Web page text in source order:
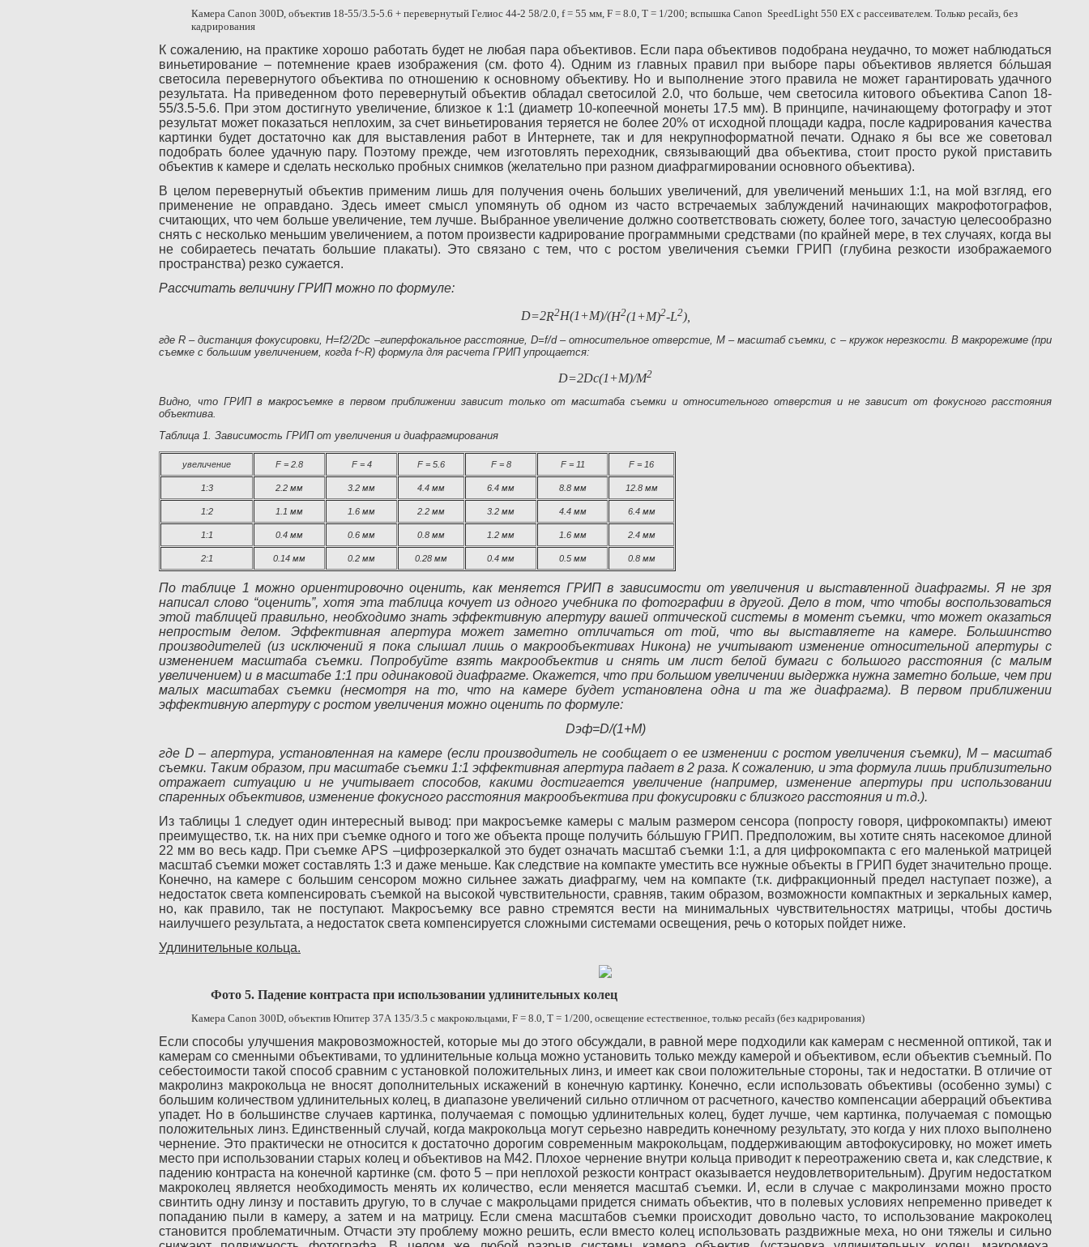
Камера Canon 300D, объектив 18-55/3.5-5.6 + перевернутый Гелиос 44-2 58/2.0, f= 55 мм, F = 8.0, T = 1/200; вспышка Canon SpeedLight 550 EX с рассеивателем. Только ресайз, без
кадрирования
К сожалению, на практике хорошо работать будет не любая пара объективов. Если пара объективов подобрана неудачно, то может наблюдаться
виньетирование – потемнение краев изображения (см. фото 4). Одним из главных правил при выборе пары объективов является бóльшая
светосила перевернутого объектива по отношению к основному объективу. Но и выполнение этого правила не может гарантировать удачного
результата. На приведенном фото перевернутый объектив обладал светосилой 2.0, что больше, чем светосила китового объектива Canon 18-
55/3.5-5.6. При этом достигнуто увеличение, близкое к 1:1 (диаметр 10-копеечной монеты 17.5 мм). В принципе, начинающему фотографу и этот
результат может показаться неплохим, за счет виньетирования теряется не более 20% от исходной площади кадра, после кадрирования качества
картинки будет достаточно как для выставления работ в Интернете, так и для некрупноформатной печати. Однако я бы все же советовал
подобрать более удачную пару. Поэтому прежде, чем изготовлять переходник, связывающий два объектива, стоит просто рукой приставить
объектив к камере и сделать несколько пробных снимков (желательно при разном диафрагмировании основного объектива).
В целом перевернутый объектив применим лишь для получения очень больших увеличений, для увеличений меньших 1:1, на мой взгляд, его
применение не оправдано. Здесь имеет смысл упомянуть об одном из часто встречаемых заблуждений начинающих макрофотографов,
считающих, что чем больше увеличение, тем лучше. Выбранное увеличение должно соответствовать сюжету, более того, зачастую целесообразно
снять с несколько меньшим увеличением, а потом произвести кадрирование программными средствами (по крайней мере, в тех случаях, когда вы
не собираетесь печатать большие плакаты). Это связано с тем, что с ростом увеличения съемки ГРИП (глубина резкости изображаемого
пространства) резко сужается.
Рассчитать величину ГРИП можно по формуле:
D=2R2H(1+M)/(H2(1+M)2-L2),
где R – дистанция фокусировки, H=f2/2Dc –гиперфокальное расстояние, D=f/d – относительное отверстие, М – масштаб съемки, с – кружок нерезкости. В макрорежиме (при
съемке с большим увеличением, когда f~R) формула для расчета ГРИП упрощается:
D=2Dc(1+M)/M2
Видно, что ГРИП в макросъемке в первом приближении зависит только от масштаба съемки и относительного отверстия и не зависит от фокусного расстояния
объектива.
Таблица 1. Зависимость ГРИП от увеличения и диафрагмирования
увеличение F = 2.8 F = 4 F = 5.6 F = 8 F = 11 F = 16
1:3 2.2 мм 3.2 мм 4.4 мм 6.4 мм 8.8 мм 12.8 мм
1:2 1.1 мм 1.6 мм 2.2 мм 3.2 мм 4.4 мм 6.4 мм
1:1 0.4 мм 0.6 мм 0.8 мм 1.2 мм 1.6 мм 2.4 мм
2:1 0.14 мм 0.2 мм 0.28 мм 0.4 мм 0.5 мм 0.8 мм
По таблице 1 можно ориентировочно оценить, как меняется ГРИП в зависимости от увеличения и выставленной диафрагмы. Я не зря
написал слово “оценить”, хотя эта таблица кочует из одного учебника по фотографии в другой. Дело в том, что чтобы воспользоваться
этой таблицей правильно, необходимо знать эффективную апертуру вашей оптической системы в момент съемки, что может оказаться
непростым делом. Эффективная апертура может заметно отличаться от той, что вы выставляете на камере. Большинство
производителей (из исключений я пока слышал лишь о макрообъективах Никона) не учитывают изменение относительной апертуры с
изменением масштаба съемки. Попробуйте взять макрообъектив и снять им лист белой бумаги с большого расстояния (с малым
увеличением) и в масштабе 1:1 при одинаковой диафрагме. Окажется, что при большом увеличении выдержка нужна заметно больше, чем при
малых масштабах съемки (несмотря на то, что на камере будет установлена одна и та же диафрагма). В первом приближении
эффективную апертуру с ростом увеличения можно оценить по формуле:
Dэф=D/(1+M)
где D – апертура, установленная на камере (если производитель не сообщает о ее изменении с ростом увеличения съемки), M – масштаб
съемки. Таким образом, при масштабе съемки 1:1 эффективная апертура падает в 2 раза. К сожалению, и эта формула лишь приблизительно
отражает ситуацию и не учитывает способов, какими достигается увеличение (например, изменение апертуры при использовании
спаренных объективов, изменение фокусного расстояния макрообъектива при фокусировки с близкого расстояния и т.д.).
Из таблицы 1 следует один интересный вывод: при макросъемке камеры с малым размером сенсора (попросту говоря, цифрокомпакты) имеют
преимущество, т.к. на них при съемке одного и того же объекта проще получить бóльшую ГРИП. Предположим, вы хотите снять насекомое длиной
22 мм во весь кадр. При съемке APS –цифрозеркалкой это будет означать масштаб съемки 1:1, а для цифрокомпакта с его маленькой матрицей
масштаб съемки может составлять 1:3 и даже меньше. Как следствие на компакте уместить все нужные объекты в ГРИП будет значительно проще.
Конечно, на камере с большим сенсором можно сильнее зажать диафрагму, чем на компакте (т.к. дифракционный предел наступает позже), а
недостаток света компенсировать съемкой на высокой чувствительности, сравняв, таким образом, возможности компактных и зеркальных камер,
но, как правило, так не поступают. Макросъемку все равно стремятся вести на минимальных чувствительностях матрицы, чтобы достичь
наилучшего результата, а недостаток света компенсируется сложными системами освещения, речь о которых пойдет ниже.
Удлинительные кольца.
Фото 5. Падение контраста при использовании удлинительных колец
Камера Canon 300D , объектив Юпитер 37А 135/3.5 с макрокольцами, F = 8.0, T = 1/200, освещение естественное, только ресайз (без кадрирования)
Если способы улучшения макровозможностей, которые мы до этого обсуждали, в равной мере подходили как камерам с несменной оптикой, так и
камерам со сменными объективами, то удлинительные кольца можно установить только между камерой и объективом, если объектив съемный. По
себестоимости такой способ сравним с установкой положительных линз, и имеет как свои положительные стороны, так и недостатки. В отличие от
макролинз макрокольца не вносят дополнительных искажений в конечную картинку. Конечно, если использовать объективы (особенно зумы) с
большим количеством удлинительных колец, в диапазоне увеличений сильно отличном от расчетного, качество компенсации аберраций объектива
упадет. Но в большинстве случаев картинка, получаемая с помощью удлинительных колец, будет лучше, чем картинка, получаемая с помощью
положительных линз. Единственный случай, когда макрокольца могут серьезно навредить конечному результату, это когда у них плохо выполнено
чернение. Это практически не относится к достаточно дорогим современным макрокольцам, поддерживающим автофокусировку, но может иметь
место при использовании старых колец и объективов на М42. Плохое чернение внутри кольца приводит к переотражению света и, как следствие, к
падению контраста на конечной картинке (см. фото 5 – при неплохой резкости контраст оказывается неудовлетворительным). Другим недостатком
макроколец является необходимость менять их количество, если меняется масштаб съемки. И, если в случае с макролинзами можно просто
свинтить одну линзу и поставить другую, то в случае с макрольцами придется снимать объектив, что в полевых условиях непременно приведет к
попаданию пыли в камеру, а затем и на матрицу. Если смена масштабов съемки происходит довольно часто, то использование макроколец
становится проблематичным. Отчасти эту проблему можно решить, если вместо колец использовать раздвижные меха, но они тяжелы и сильно